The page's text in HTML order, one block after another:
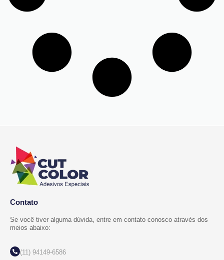
Contato
Se você tiver alguma dúvida, entre em contato conosco através dos
meios abaixo:
(11) 94149-6586